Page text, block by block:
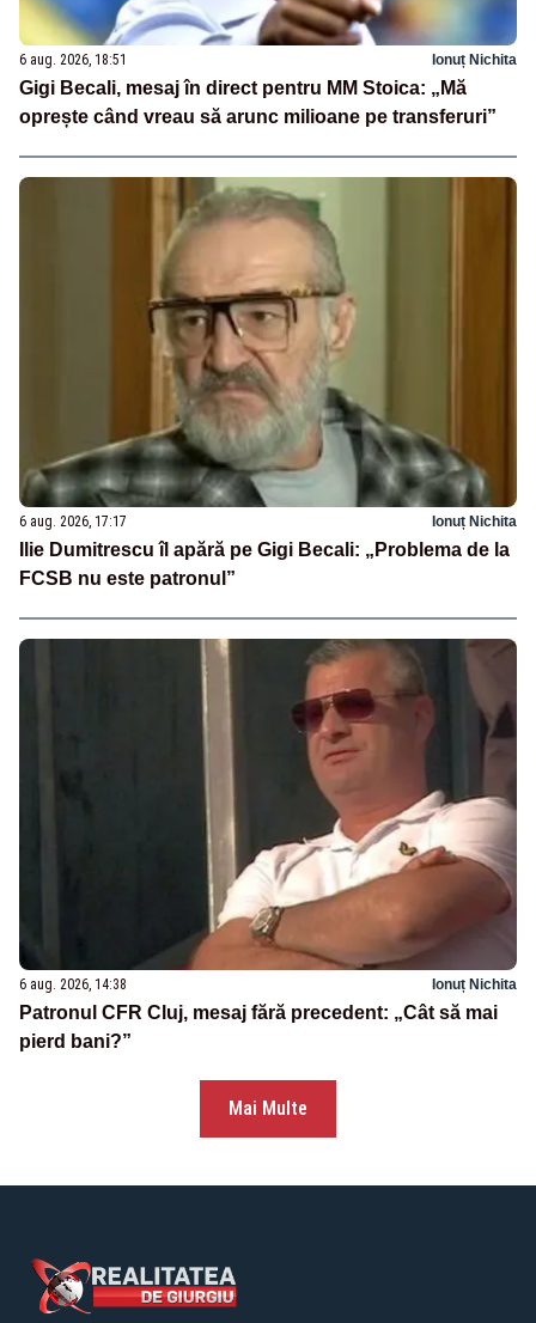
6 aug. 2026, 18:51 Ionuț Nichita
Gigi Becali, mesaj în direct pentru MM Stoica: „Mă
oprește când vreau să arunc milioane pe transferuri”
6 aug. 2026, 17:17 Ionuț Nichita
Ilie Dumitrescu îl apără pe Gigi Becali: „Problema de la
FCSB nu este patronul”
6 aug. 2026, 14:38 Ionuț Nichita
Patronul CFR Cluj, mesaj fără precedent: „Cât să mai
pierd bani?”
Mai Multe